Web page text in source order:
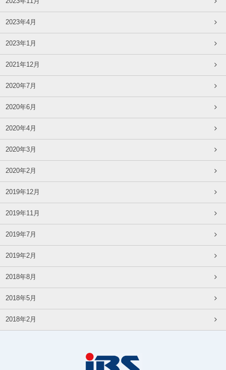
2023年4月
2023年1月
2021年12月
2020年7月
2020年6月
2020年4月
2020年3月
2020年2月
2019年12月
2019年11月
2019年7月
2019年2月
2018年8月
2018年5月
2018年2月